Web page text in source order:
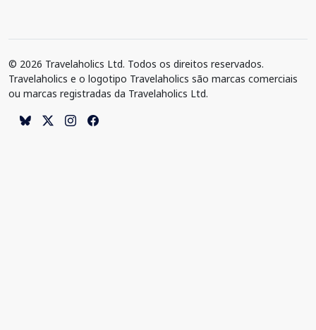
© 2026 Travelaholics Ltd. Todos os direitos reservados.
Travelaholics e o logotipo Travelaholics são marcas comerciais
ou marcas registradas da Travelaholics Ltd.